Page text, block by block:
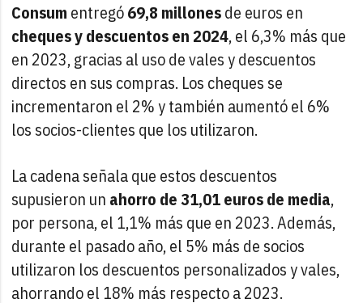
Consum entregó69,8 millonesde euros en
cheques y descuentos en 2024, el 6,3% más que
en 2023, gracias al uso de vales y descuentos
directos en sus compras. Los cheques se
incrementaron el 2% y también aumentó el 6%
los socios-clientes que los utilizaron.
La cadena señala que estos descuentos
supusieron un ahorro de 31,01 euros de media,
por persona, el 1,1% más que en 2023. Además,
durante el pasado año, el 5% más de socios
utilizaron los descuentos personalizados y vales,
ahorrando el 18% más respecto a 2023.